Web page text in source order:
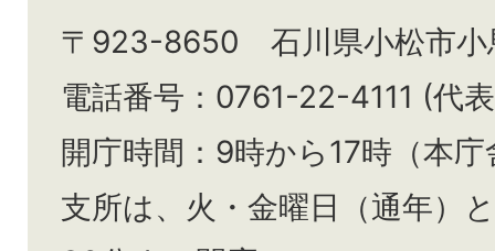
〒923-8650 石川県小松市小
電話番号：0761-22-4111 (代
開庁時間：9時から17時（本
支所は、火・金曜日（通年）と